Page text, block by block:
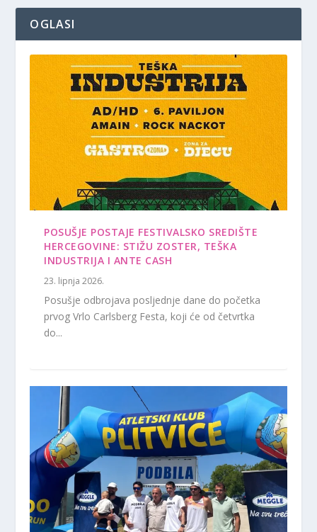
OGLASI
POSUŠJE POSTAJE FESTIVALSKO SREDIŠTE
HERCEGOVINE: STIŽU ZOSTER, TEŠKA
INDUSTRIJA I ANTE CASH
23. lipnja 2026.
Posušje odbrojava posljednje dane do početka
prvog Vrlo Carlsberg Festa, koji će od četvrtka
do...